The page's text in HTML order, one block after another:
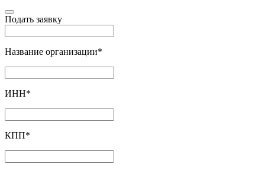
Подать заявку
Название организации*
ИНН*
КПП*